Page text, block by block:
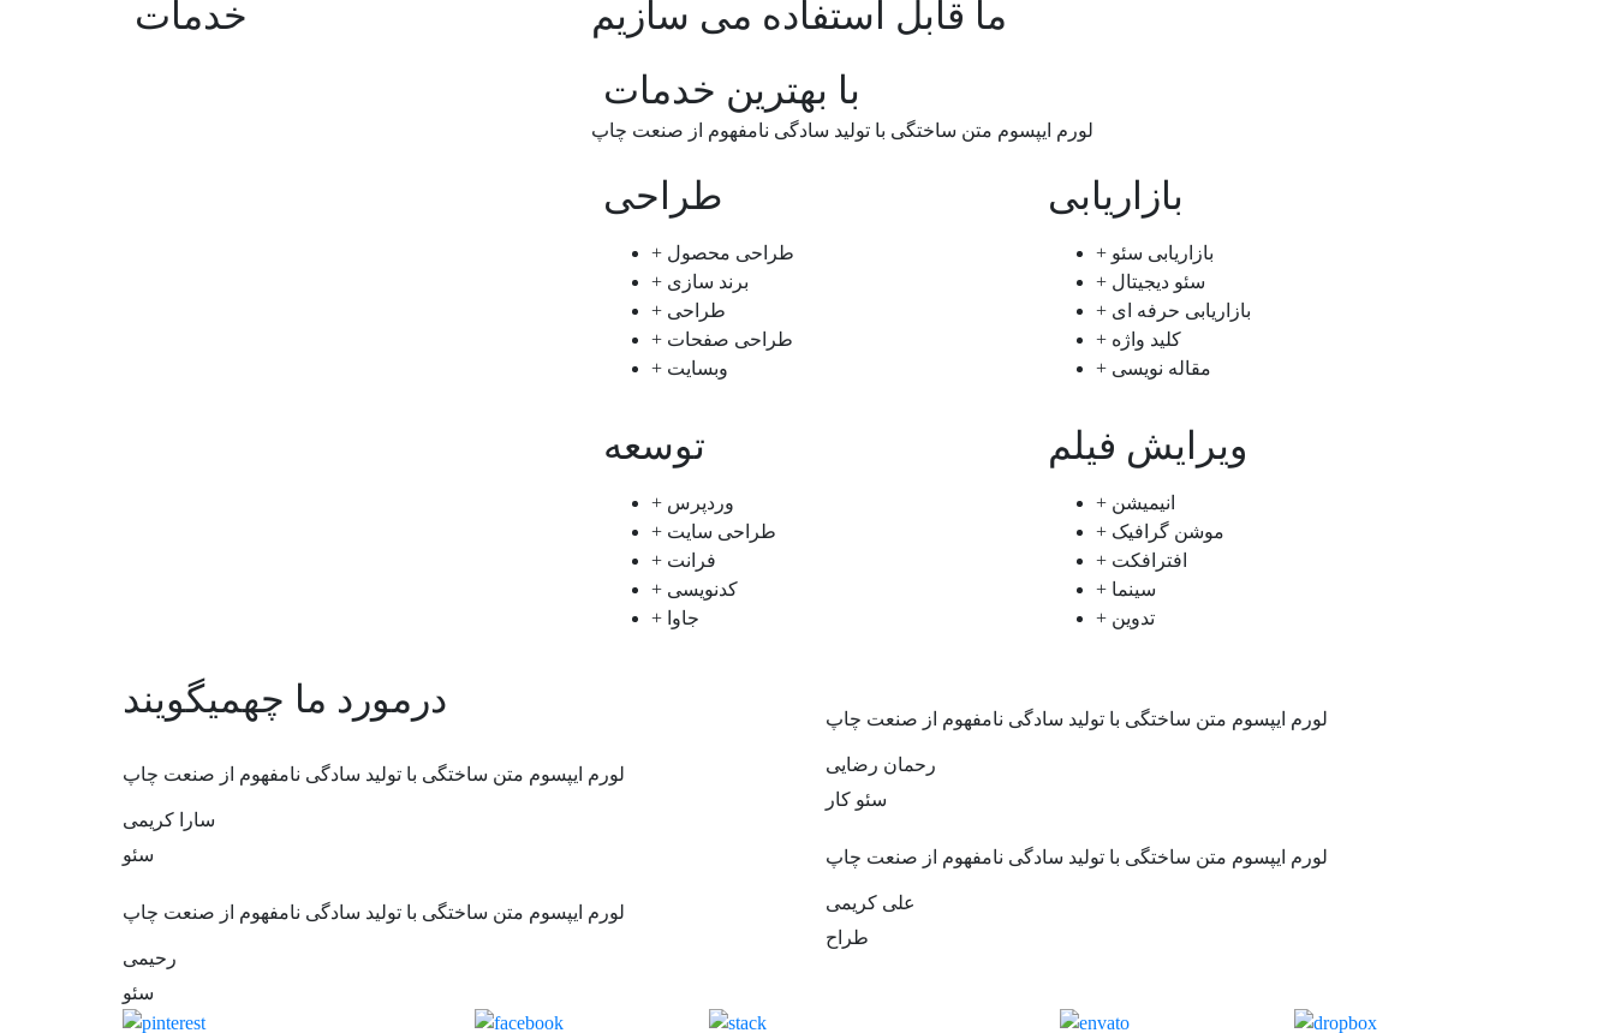
خدمات
ما قابل استفاده می سازیم
با بهترین خدمات
لورم ایپسوم متن ساختگی با تولید سادگی نامفهوم از صنعت چاپ
طراحی
+ طراحی محصول
+ برند سازی
+ طراحی
+ طراحی صفحات
+ وبسایت
بازاریابی
+ بازاریابی سئو
+ سئو دیجیتال
+ بازاریابی حرفه ای
+ کلید واژه
+ مقاله نویسی
توسعه
+ وردپرس
+ طراحی سایت
+ فرانت
+ کدنویسی
+ جاوا
ویرایش فیلم
+ انیمیشن
+ موشن گرافیک
+ افترافکت
+ سینما
+ تدوین
درمورد ما چهمیگویند
لورم ایپسوم متن ساختگی با تولید سادگی نامفهوم از صنعت چاپ
سارا کریمی
سئو
لورم ایپسوم متن ساختگی با تولید سادگی نامفهوم از صنعت چاپ
رحیمی
سئو
لورم ایپسوم متن ساختگی با تولید سادگی نامفهوم از صنعت چاپ
رحمان رضایی
سئو کار
لورم ایپسوم متن ساختگی با تولید سادگی نامفهوم از صنعت چاپ
علی کریمی
طراح